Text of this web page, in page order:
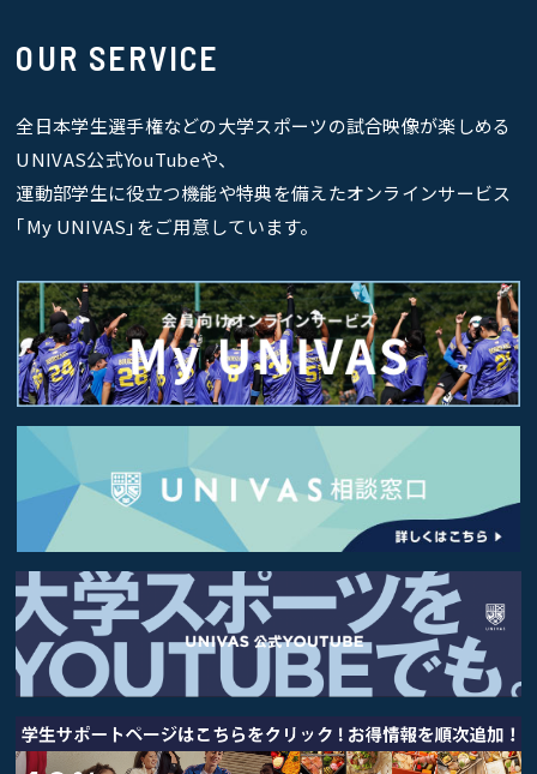
OUR SERVICE
全日本学生選手権などの大学スポーツの試合映像が楽しめる
UNIVAS公式YouTubeや、
運動部学生に役立つ機能や特典を備えたオンラインサービス
｢My UNIVAS｣をご用意しています。